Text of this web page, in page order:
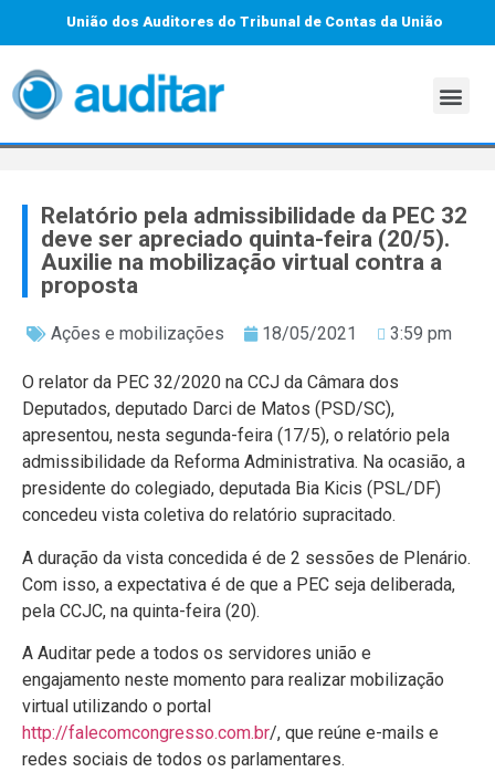
União dos Auditores do Tribunal de Contas da União
Relatório pela admissibilidade da PEC 32
deve ser apreciado quinta-feira (20/5).
Auxilie na mobilização virtual contra a
proposta
Ações e mobilizações 18/05/2021 3:59 pm
O relator da PEC 32/2020 na CCJ da Câmara dos
Deputados, deputado Darci de Matos (PSD/SC),
apresentou, nesta segunda-feira (17/5), o relatório pela
admissibilidade da Reforma Administrativa. Na ocasião, a
presidente do colegiado, deputada Bia Kicis (PSL/DF)
concedeu vista coletiva do relatório supracitado.
A duração da vista concedida é de 2 sessões de Plenário.
Com isso, a expectativa é de que a PEC seja deliberada,
pela CCJC, na quinta-feira (20).
A Auditar pede a todos os servidores união e
engajamento neste momento para realizar mobilização
virtual utilizando o portal
http://falecomcongresso.com.br/, que reúne e-mails e
redes sociais de todos os parlamentares.